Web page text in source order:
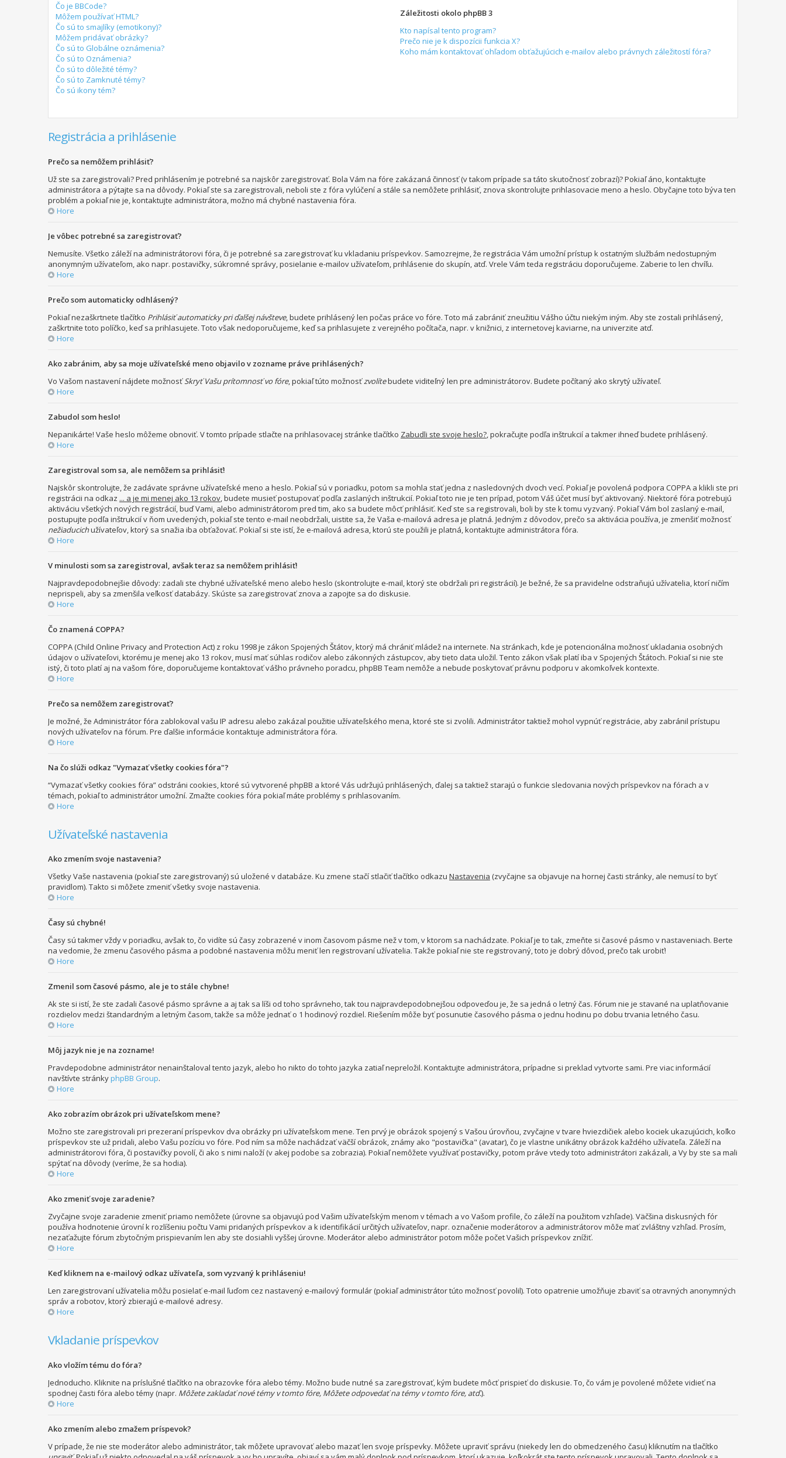
Čo je BBCode?
Môžem používať HTML?
Čo sú to smajlíky (emotikony)?
Môžem pridávať obrázky?
Čo sú to Globálne oznámenia?
Čo sú to Oznámenia?
Čo sú to dôležité témy?
Čo sú to Zamknuté témy?
Čo sú ikony tém?
Záležitosti okolo phpBB 3
Kto napísal tento program?
Prečo nie je k dispozícii funkcia X?
Koho mám kontaktovať ohľadom obťažujúcich e-mailov alebo právnych záležitostí fóra?
Registrácia a prihlásenie
Prečo sa nemôžem prihlásiť?
Už ste sa zaregistrovali? Pred prihlásením je potrebné sa najskôr zaregistrovať. Bola Vám na fóre zakázaná činnosť (v takom prípade sa táto skutočnosť zobrazí)? Pokiaľ áno, kontaktujte
administrátora a pýtajte sa na dôvody. Pokiaľ ste sa zaregistrovali, neboli ste z fóra vylúčení a stále sa nemôžete prihlásiť, znova skontrolujte prihlasovacie meno a heslo. Obyčajne toto býva ten
problém a pokiaľ nie je, kontaktujte administrátora, možno má chybné nastavenia fóra.
Hore
Je vôbec potrebné sa zaregistrovať?
Nemusíte. Všetko záleží na administrátorovi fóra, či je potrebné sa zaregistrovať ku vkladaniu príspevkov. Samozrejme, že registrácia Vám umožní prístup k ostatným službám nedostupným
anonymným užívateľom, ako napr. postavičky, súkromné správy, posielanie e-mailov užívateľom, prihlásenie do skupín, atď. Vrele Vám teda registráciu doporučujeme. Zaberie to len chvíľu.
Hore
Prečo som automaticky odhlásený?
Pokiaľ nezaškrtnete tlačítko Prihlásiť automaticky pri ďalšej návšteve, budete prihlásený len počas práce vo fóre. Toto má zabrániť zneužitiu Vášho účtu niekým iným. Aby ste zostali prihlásený,
zaškrtnite toto políčko, keď sa prihlasujete. Toto však nedoporučujeme, keď sa prihlasujete z verejného počítača, napr. v knižnici, z internetovej kaviarne, na univerzite atď.
Hore
Ako zabránim, aby sa moje užívateľské meno objavilo v zozname práve prihlásených?
Vo Vašom nastavení nájdete možnosťSkryť Vašu prítomnosť vo fóre, pokiaľ túto možnosťzvolítebudete viditeľný len pre administrátorov. Budete počítaný ako skrytý užívateľ.
Hore
Zabudol som heslo!
Nepanikárte! Vaše heslo môžeme obnoviť. V tomto prípade stlačte na prihlasovacej stránke tlačítko Zabudli ste svoje heslo?, pokračujte podľa inštrukcií a takmer ihneď budete prihlásený.
Hore
Zaregistroval som sa, ale nemôžem sa prihlásiť!
Najskôr skontrolujte, že zadávate správne užívateľské meno a heslo. Pokiaľ sú v poriadku, potom sa mohla stať jedna z nasledovných dvoch vecí. Pokiaľ je povolená podpora COPPA a klikli ste pri
registrácii na odkaz ... a je mi menej ako 13 rokov, budete musieť postupovať podľa zaslaných inštrukcií. Pokiaľ toto nie je ten prípad, potom Váš účet musí byť aktivovaný. Niektoré fóra potrebujú
aktiváciu všetkých nových registrácií, buď Vami, alebo administrátorom pred tim, ako sa budete môcť prihlásiť. Keď ste sa registrovali, boli by ste k tomu vyzvaný. Pokiaľ Vám bol zaslaný e-mail,
postupujte podľa inštrukcií v ňom uvedených, pokiaľ ste tento e-mail neobdržali, uistite sa, že Vaša e-mailová adresa je platná. Jedným z dôvodov, prečo sa aktivácia používa, je zmenšiť možnosť
nežiaducichužívateľov, ktorý sa snažia iba obťažovať. Pokiaľ si ste istí, že e-mailová adresa, ktorú ste použili je platná, kontaktujte administrátora fóra.
Hore
V minulosti som sa zaregistroval, avšak teraz sa nemôžem prihlásiť!
Najpravdepodobnejšie dôvody: zadali ste chybné užívateľské meno alebo heslo (skontrolujte e-mail, ktorý ste obdržali pri registrácií). Je bežné, že sa pravidelne odstraňujú užívatelia, ktorí ničím
neprispeli, aby sa zmenšila veľkosť databázy. Skúste sa zaregistrovať znova a zapojte sa do diskusie.
Hore
Čo znamená COPPA?
COPPA (Child Online Privacy and Protection Act) z roku 1998 je zákon Spojených Štátov, ktorý má chrániť mládež na internete. Na stránkach, kde je potencionálna možnosť ukladania osobných
údajov o užívateľovi, ktorému je menej ako 13 rokov, musí mať súhlas rodičov alebo zákonných zástupcov, aby tieto data uložil. Tento zákon však platí iba v Spojených Štátoch. Pokiaľ si nie ste
istý, či toto platí aj na vašom fóre, doporučujeme kontaktovať vášho právneho poradcu, phpBB Team nemôže a nebude poskytovať právnu podporu v akomkoľvek kontexte.
Hore
Prečo sa nemôžem zaregistrovať?
Je možné, že Administrátor fóra zablokoval vašu IP adresu alebo zakázal použitie užívateľského mena, ktoré ste si zvolili. Administrátor taktiež mohol vypnúť registrácie, aby zabránil prístupu
nových užívateľov na fórum. Pre ďalšie informácie kontaktuje administrátora fóra.
Hore
Na čo slúži odkaz "Vymazať všetky cookies fóra"?
“Vymazať všetky cookies fóra” odstráni cookies, ktoré sú vytvorené phpBB a ktoré Vás udržujú prihlásených, ďalej sa taktiež starajú o funkcie sledovania nových príspevkov na fórach a v
témach, pokiaľ to administrátor umožní. Zmažte cookies fóra pokiaľ máte problémy s prihlasovaním.
Hore
Užívateľské nastavenia
Ako zmením svoje nastavenia?
Všetky Vaše nastavenia (pokiaľ ste zaregistrovaný) sú uložené v databáze. Ku zmene stačí stlačiť tlačítko odkazu Nastavenia (zvyčajne sa objavuje na hornej časti stránky, ale nemusí to byť
pravidlom). Takto si môžete zmeniť všetky svoje nastavenia.
Hore
Časy sú chybné!
Časy sú takmer vždy v poriadku, avšak to, čo vidíte sú časy zobrazené v inom časovom pásme než v tom, v ktorom sa nachádzate. Pokiaľ je to tak, zmeňte si časové pásmo v nastaveniach. Berte
na vedomie, že zmenu časového pásma a podobné nastavenia môžu meniť len registrovaní užívatelia. Takže pokiaľ nie ste registrovaný, toto je dobrý dôvod, prečo tak urobiť!
Hore
Zmenil som časové pásmo, ale je to stále chybne!
Ak ste si istí, že ste zadali časové pásmo správne a aj tak sa líši od toho správneho, tak tou najpravdepodobnejšou odpoveďou je, že sa jedná o letný čas. Fórum nie je stavané na uplatňovanie
rozdielov medzi štandardným a letným časom, takže sa môže jednať o 1 hodinový rozdiel. Riešením môže byť posunutie časového pásma o jednu hodinu po dobu trvania letného času.
Hore
Môj jazyk nie je na zozname!
Pravdepodobne administrátor nenainštaloval tento jazyk, alebo ho nikto do tohto jazyka zatiaľ nepreložil. Kontaktujte administrátora, prípadne si preklad vytvorte sami. Pre viac informácií
navštívte stránkyphpBB Group.
Hore
Ako zobrazím obrázok pri užívateľskom mene?
Možno ste zaregistrovali pri prezeraní príspevkov dva obrázky pri užívateľskom mene. Ten prvý je obrázok spojený s Vašou úrovňou, zvyčajne v tvare hviezdičiek alebo kociek ukazujúcich, koľko
príspevkov ste už pridali, alebo Vašu pozíciu vo fóre. Pod ním sa môže nachádzať väčší obrázok, známy ako "postavička" (avatar), čo je vlastne unikátny obrázok každého užívateľa. Záleží na
administrátorovi fóra, či postavičky povolí, či ako s nimi naloží (v akej podobe sa zobrazia). Pokiaľ nemôžete využívať postavičky, potom práve vtedy toto administrátori zakázali, a Vy by ste sa mali
spýtať na dôvody (veríme, že sa hodia).
Hore
Ako zmeniť svoje zaradenie?
Zvyčajne svoje zaradenie zmeniť priamo nemôžete (úrovne sa objavujú pod Vašim užívateľským menom v témach a vo Vašom profile, čo záleží na použitom vzhľade). Väčšina diskusných fór
používa hodnotenie úrovní k rozlíšeniu počtu Vami pridaných príspevkov a k identifikácií určitých užívateľov, napr. označenie moderátorov a administrátorov môže mať zvláštny vzhľad. Prosím,
nezaťažujte fórum zbytočným prispievaním len aby ste dosiahli vyššej úrovne. Moderátor alebo administrátor potom môže počet Vašich príspevkov znížiť.
Hore
Keď kliknem na e-mailový odkaz užívateľa, som vyzvaný k prihláseniu!
Len zaregistrovaní užívatelia môžu posielať e-mail ľuďom cez nastavený e-mailový formulár (pokiaľ administrátor túto možnosť povolil). Toto opatrenie umožňuje zbaviť sa otravných anonymných
správ a robotov, ktorý zbierajú e-mailové adresy.
Hore
Vkladanie príspevkov
Ako vložím tému do fóra?
Jednoducho. Kliknite na príslušné tlačítko na obrazovke fóra alebo témy. Možno bude nutné sa zaregistrovať, kým budete môcť prispieť do diskusie. To, čo vám je povolené môžete vidieť na
spodnej časti fóra alebo témy (napr. Môžete zakladať nové témy v tomto fóre, Môžete odpovedať na témy v tomto fóre, atď.).
Hore
Ako zmením alebo zmažem príspevok?
V prípade, že nie ste moderátor alebo administrátor, tak môžete upravovať alebo mazať len svoje príspevky. Môžete upraviť správu (niekedy len do obmedzeného času) kliknutím na tlačítko